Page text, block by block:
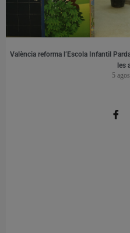
València reforma l’Escola Infantil
les
5